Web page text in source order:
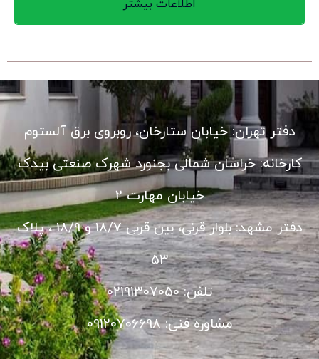
اطلاعات بیشتر
دفتر تهران: خیابان ستارخان، روبروی برق آلستوم
کارخانه: خراسان شمالی بجنورد شهرک صنعتی بیدک
خیابان مهارت 2
دفتر مشهد: بلوار قرنی، بین قرنی 18/7 و 18/9 ، پلاک
53
تلفن: 02191307050
مشاوره فنی: 09120706698